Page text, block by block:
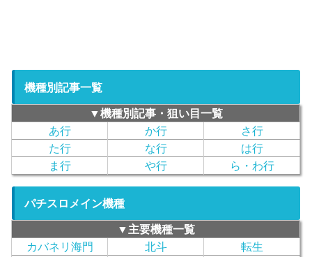
機種別記事一覧
▼機種別記事・狙い目一覧
あ行
か行
さ行
た行
な行
は行
ま行
や行 ら・わ行
パチスロメイン機種
▼主要機種一覧
カバネリ海門
北斗
転生